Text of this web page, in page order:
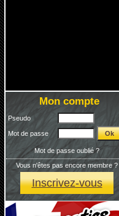
Mon compte
Pseudo
Mot de passe
Mot de passe oublié ?
Vous n'êtes pas encore membre ?
Inscrivez-vous